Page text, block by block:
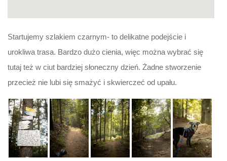
Startujemy szlakiem czarnym- to delikatne podejście i
urokliwa trasa. Bardzo dużo cienia, więc można wybrać się
tutaj też w ciut bardziej słoneczny dzień. Żadne stworzenie
przecież nie lubi się smażyć i skwierczeć od upału.